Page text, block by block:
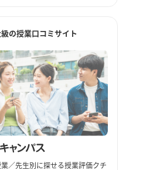
の授業口コミサイト
／先生別に探せる授業評価クチ